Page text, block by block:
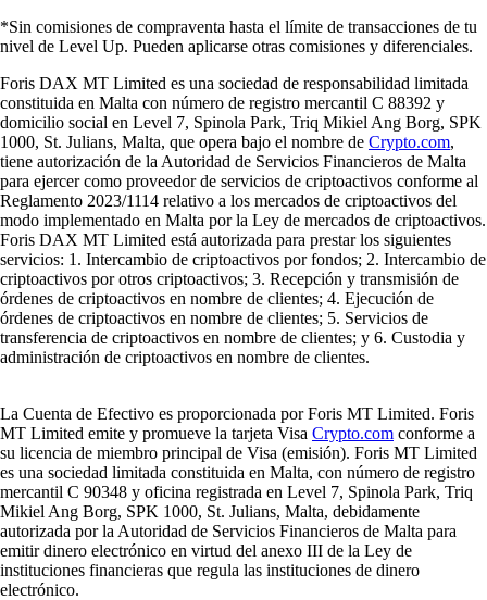
*Sin comisiones de compraventa hasta el límite de transacciones de tu
nivel de Level Up. Pueden aplicarse otras comisiones y diferenciales.
Foris DAX MT Limited es una sociedad de responsabilidad limitada
constituida en Malta con número de registro mercantil C 88392 y
domicilio social en Level 7, Spinola Park, Triq Mikiel Ang Borg, SPK
1000, St. Julians, Malta, que opera bajo el nombre de Crypto.com,
tiene autorización de la Autoridad de Servicios Financieros de Malta
para ejercer como proveedor de servicios de criptoactivos conforme al
Reglamento 2023/1114 relativo a los mercados de criptoactivos del
modo implementado en Malta por la Ley de mercados de criptoactivos.
Foris DAX MT Limited está autorizada para prestar los siguientes
servicios: 1. Intercambio de criptoactivos por fondos; 2. Intercambio de
criptoactivos por otros criptoactivos; 3. Recepción y transmisión de
órdenes de criptoactivos en nombre de clientes; 4. Ejecución de
órdenes de criptoactivos en nombre de clientes; 5. Servicios de
transferencia de criptoactivos en nombre de clientes; y 6. Custodia y
administración de criptoactivos en nombre de clientes.
La Cuenta de Efectivo es proporcionada por Foris MT Limited. Foris
MT Limited emite y promueve la tarjeta Visa Crypto.com conforme a
su licencia de miembro principal de Visa (emisión). Foris MT Limited
es una sociedad limitada constituida en Malta, con número de registro
mercantil C 90348 y oficina registrada en Level 7, Spinola Park, Triq
Mikiel Ang Borg, SPK 1000, St. Julians, Malta, debidamente
autorizada por la Autoridad de Servicios Financieros de Malta para
emitir dinero electrónico en virtud del anexo III de la Ley de
instituciones financieras que regula las instituciones de dinero
electrónico.